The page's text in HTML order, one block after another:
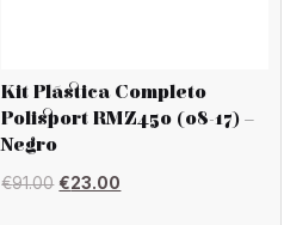
Kit Plástica Completo
Polisport RMZ450 (08-17) –
Negro
€91.00 El
€23.00